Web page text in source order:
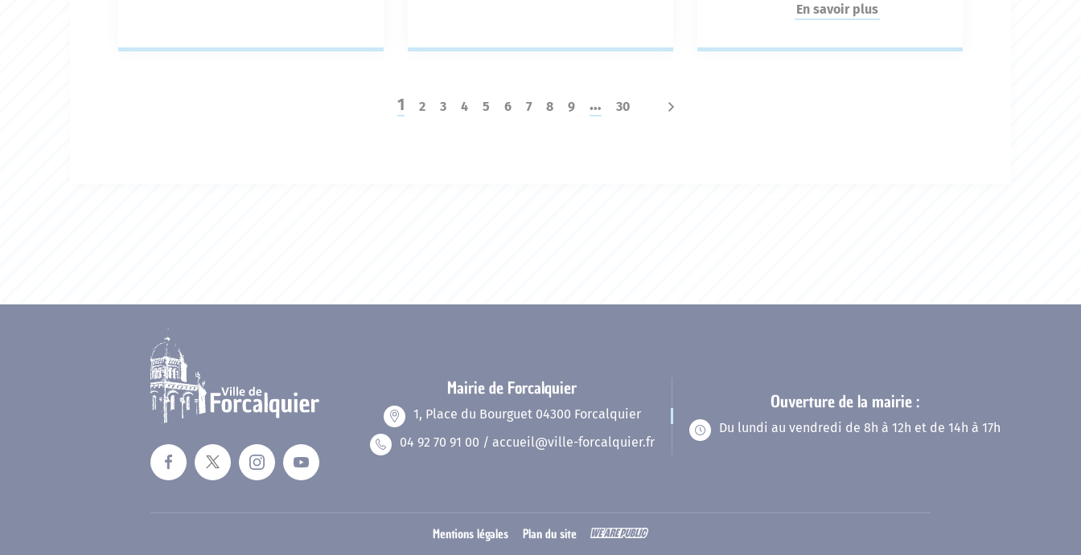
En savoir plus
1 2 3 4 5 6 7 8 9 … 30
Mairie de Forcalquier
1, Place du Bourguet 04300 Forcalquier
04 92 70 91 00 / accueil@ville-forcalquier.fr
Ouverture de la mairie :
Du lundi au vendredi de 8h à 12h et de 14h à 17h
Mentions légales Plan du site